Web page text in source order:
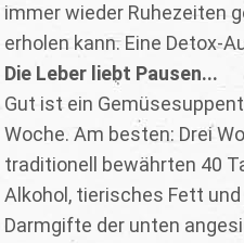
immer wieder Ruhezeiten
erholen kann. Eine Detox-
Die Leber liebt Pausen...
Gut ist ein
Woche. Am besten: Drei
traditionell bewährten 40
Alkohol, tierisches Fett und
Darmgifte der unten